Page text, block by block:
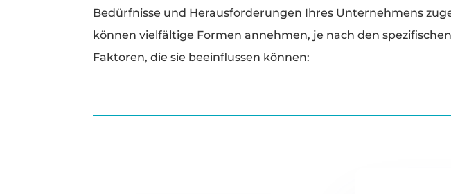
Bedürfnisse und Herausforderungen Ihres Unternehmens
können vielfältige Formen annehmen, je nach den
Faktoren, die sie beeinflussen können: